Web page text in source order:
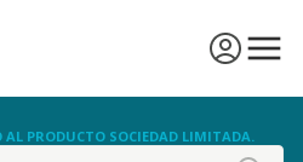
AL PRODUCTO SOCIEDAD LIMITADA.